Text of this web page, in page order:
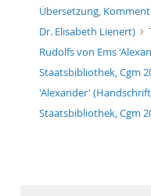
Übersetzung,
Dr. Elisabeth Lienert)
Rudolfs von Ems
Staatsbibliothek, Cgm
'Alexander'
Staatsbibliothek, Cgm